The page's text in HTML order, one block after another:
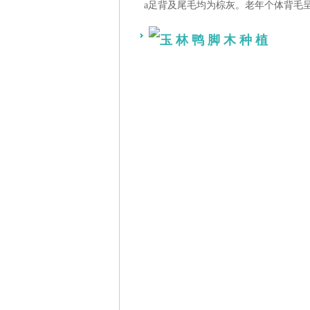
a足背及尾毛均为棕灰。老年个体背毛